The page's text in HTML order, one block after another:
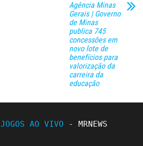
Agência Minas
Gerais | Governo
de Minas
publica 745
concessões em
novo lote de
benefícios para
valorização da
carreira da
educação
JOGOS AO VIVO - MRNEWS